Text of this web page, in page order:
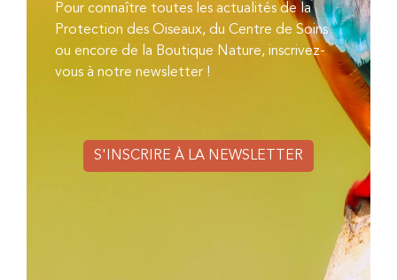
Pour connaître toutes les actualités de la
Protection des Oiseaux, du Centre de Soins
ou encore de la Boutique Nature, inscrivez-
vous à notre newsletter !
S'INSCRIRE À LA NEWSLETTER